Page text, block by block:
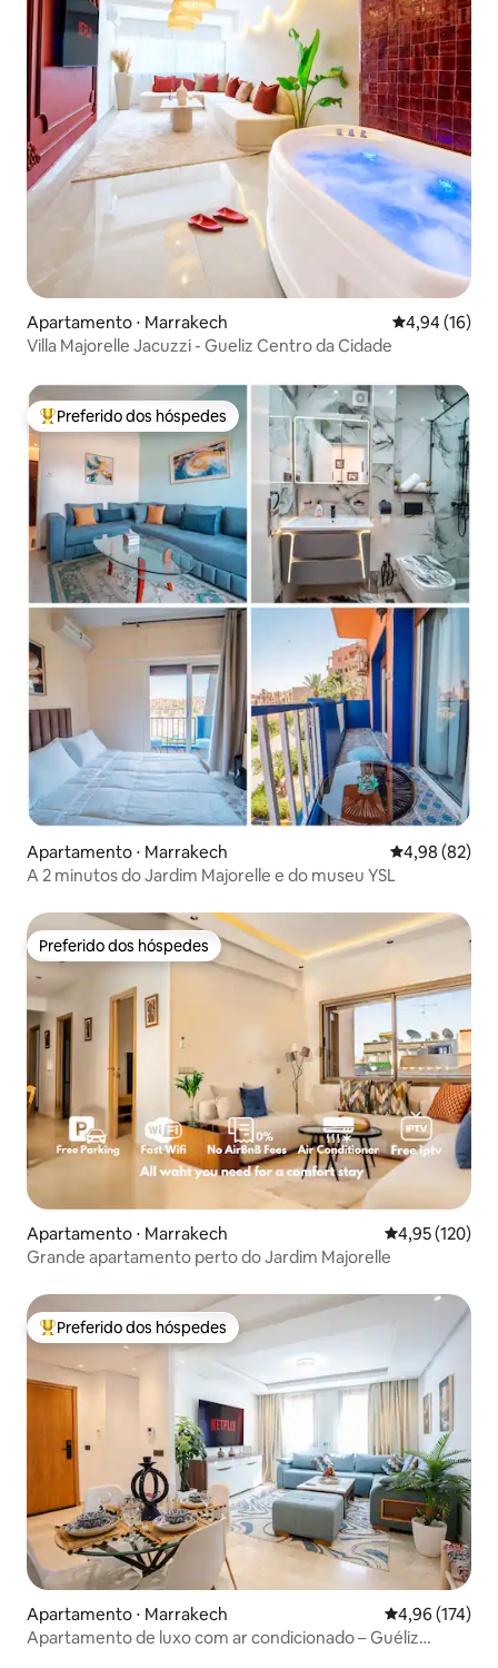
Apartamento ⋅ Marrakech 4,94 de uma
4,94 (16)
Villa Majorelle Jacuzzi - Gueliz Centro da Cidade
Entre os melhores preferidos dos hóspedes
Preferido dos hóspedes
Apartamento ⋅ Marrakech 4,98 de uma
4,98 (82)
A 2 minutos do Jardim Majorelle e do museu YSL
Preferido dos hóspedes
Preferido dos hóspedes
Apartamento ⋅ Marrakech 4,95 de uma
4,95 (120)
Grande apartamento perto do Jardim Majorelle
Entre os melhores preferidos dos hóspedes
Preferido dos hóspedes
Apartamento ⋅ Marrakech 4,96 de uma
4,96 (174)
Apartamento de luxo com ar condicionado – Guéliz